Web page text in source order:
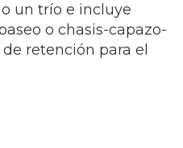
un trío e incluye
o chasis-capazo-
retención para el